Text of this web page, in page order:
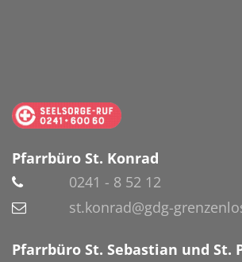
Pfarrbüro St. Konrad
0241 - 8 52 12
st.konrad@gdg-
Pfarrbüro St. Sebastian und St.